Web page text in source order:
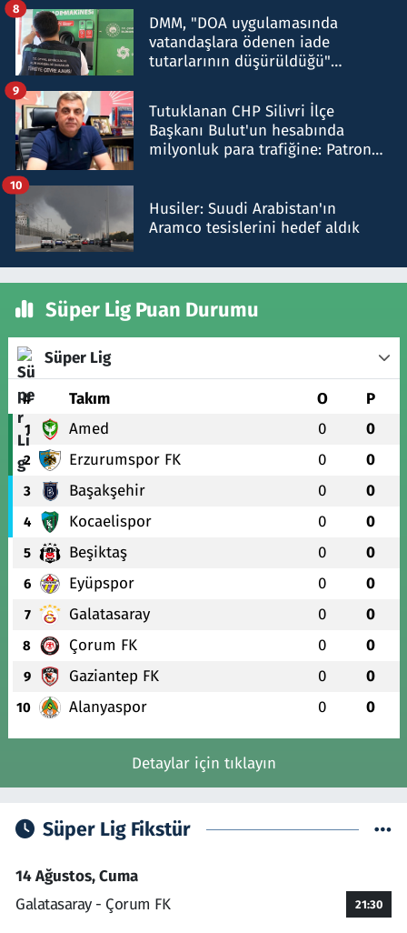
DMM, "DOA uygulamasında
vatandaşlara ödenen iade
tutarlarının düşürüldüğü"
8
Tutuklanan CHP Silivri İlçe
Başkanı Bulut'un hesabında
milyonluk para trafiğine: Patron
9
Husiler: Suudi Arabistan'ın
Aramco tesislerini hedef aldık
10
Süper Lig Puan Durumu
Süper Lig
# Takım O P
1 Amed 0 0
2 Erzurumspor FK 0 0
3 Başakşehir 0 0
4 Kocaelispor 0 0
5 Beşiktaş 0 0
6 Eyüpspor 0 0
7 Galatasaray 0 0
8 Çorum FK 0 0
9 Gaziantep FK 0 0
10 Alanyaspor 0 0
Detaylar için tıklayın
Süper Lig Fikstür
14 Ağustos, Cuma
Galatasaray - Çorum FK
21:30